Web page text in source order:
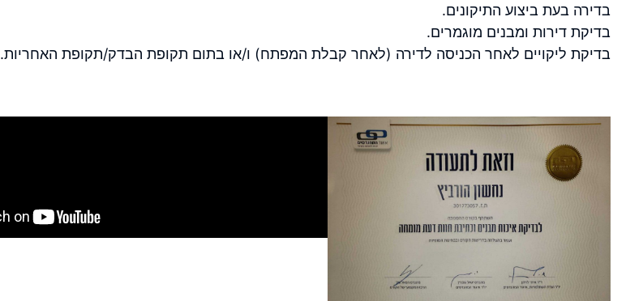
בדירה בעת ביצוע התיקונים.
בדיקת דירות ומבנים מוגמרים.
בדיקת ליקויים לאחר הכניסה לדירה (לאחר קבלת המפתח) ו/או בתום תקופת הבדק/תקופת האחריות.